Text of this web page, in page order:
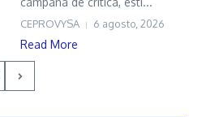
CEPROVYSA 6 agosto, 2026
Read More